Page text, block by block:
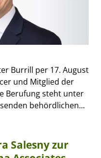
Burrill per 17. August
und Mitglied der
Berufung steht unter
behördlichen...
Salesny zur